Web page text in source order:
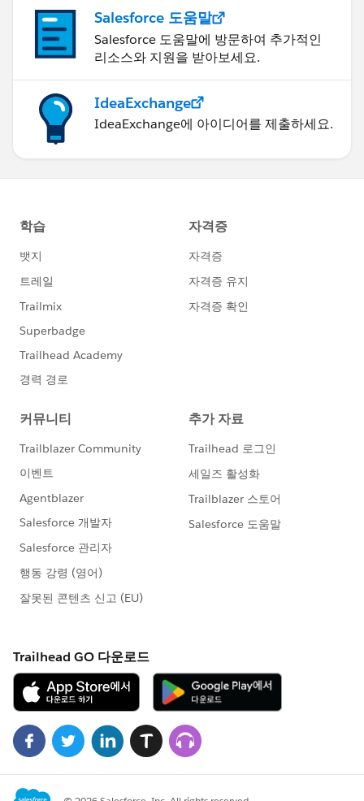
Salesforce 도움말
Salesforce 도움말에 방문하여 추가적인
리소스와 지원을 받아보세요.
IdeaExchange
IdeaExchange에 아이디어를 제출하세요.